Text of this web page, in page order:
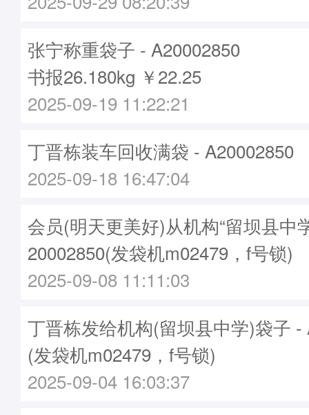
张宁称重袋子 - A20002850
书报26.180kg ￥22.25
2025-09-19 11:22:21
丁晋栋装车回收满袋 - A20002850
2025-09-18 16:47:04
会员(明天更美好)从机构“留坝县中
20002850(发袋机m02479，f号锁)
2025-09-08 11:11:03
丁晋栋发给机构(留坝县中学)袋子 -
(发袋机m02479，f号锁)
2025-09-04 16:03:37